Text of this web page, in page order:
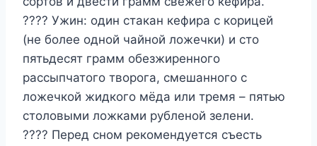
???? Ужин: один стакан кефира с корицей
(не более одной чайной ложечки) и сто
пятьдесят грамм обезжиренного
рассыпчатого творога, смешанного с
ложечкой жидкого мёда или тремя – пятью
столовыми ложками рубленой зелени.
???? Перед сном рекомендуется съесть